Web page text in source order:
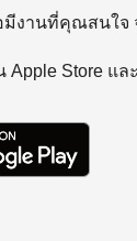
มีงานที่คุณสนใจ
Store แล